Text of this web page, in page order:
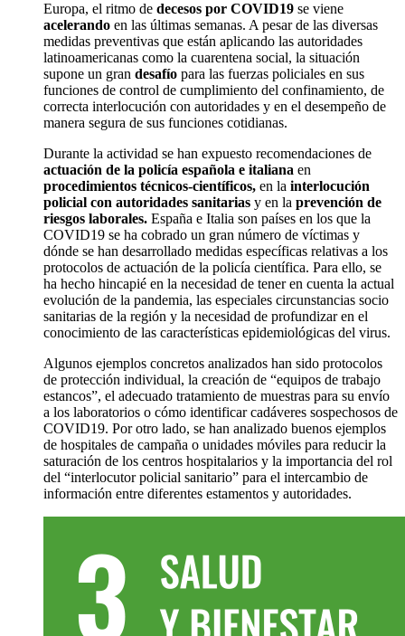
Europa, el ritmo de decesos por COVID19 se viene
acelerando en las últimas semanas. A pesar de las diversas
medidas preventivas que están aplicando las autoridades
latinoamericanas como la cuarentena social, la situación
supone un gran desafío para las fuerzas policiales en sus
funciones de control de cumplimiento del confinamiento, de
correcta interlocución con autoridades y en el desempeño de
manera segura de sus funciones cotidianas.
Durante la actividad se han expuesto recomendaciones de
actuación de la policía española e italiana en
procedimientos técnicos-científicos, en la interlocución
policial con autoridades sanitarias y en la prevención de
riesgos laborales. España e Italia son países en los que la
COVID19 se ha cobrado un gran número de víctimas y
dónde se han desarrollado medidas específicas relativas a los
protocolos de actuación de la policía científica. Para ello, se
ha hecho hincapié en la necesidad de tener en cuenta la actual
evolución de la pandemia, las especiales circunstancias socio
sanitarias de la región y la necesidad de profundizar en el
conocimiento de las características epidemiológicas del virus.
Algunos ejemplos concretos analizados han sido protocolos
de protección individual, la creación de “equipos de trabajo
estancos”, el adecuado tratamiento de muestras para su envío
a los laboratorios o cómo identificar cadáveres sospechosos de
COVID19. Por otro lado, se han analizado buenos ejemplos
de hospitales de campaña o unidades móviles para reducir la
saturación de los centros hospitalarios y la importancia del rol
del “interlocutor policial sanitario” para el intercambio de
información entre diferentes estamentos y autoridades.